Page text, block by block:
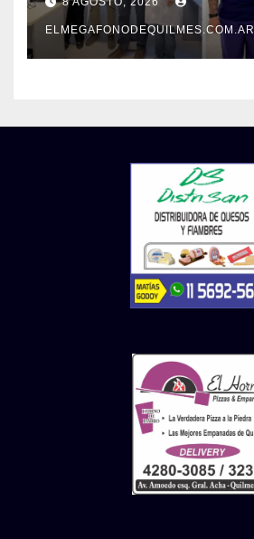
su atención
ELMEGAFONODEQUILMES.COM.AR